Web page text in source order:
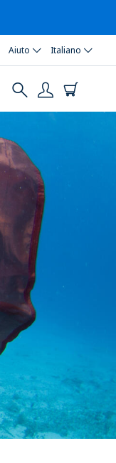
Aiuto Italiano